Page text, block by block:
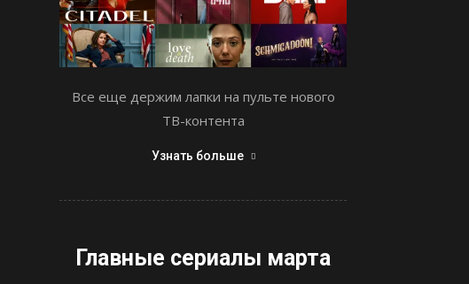
Все еще держим лапки на пульте нового
ТВ-контента
Узнать больше
Главные сериалы марта